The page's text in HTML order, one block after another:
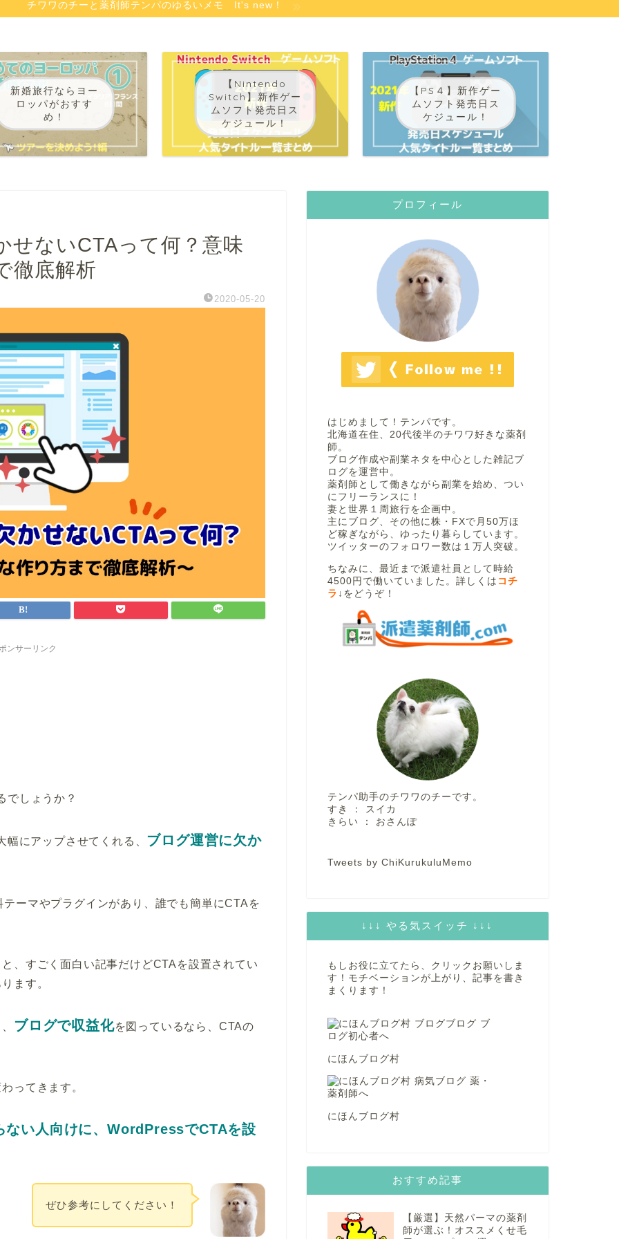
チワワのチーと薬剤師テンパのゆるいメモ It's new！
新婚旅行ならヨー
ロッパがおすす
め！
【Nintendo
Switch】新作ゲー
ムソフト発売日ス
ケジュール！
【PS４】新作ゲー
ムソフト発売日ス
ケジュール！
せないCTAって何？意味
徹底解析
2020-05-20
ンサーリンク
でしょうか？
にアップさせてくれる、 ブログ運営に欠か
ーマやプラグインがあり、誰でも簡単にCTAを
、すごく面白い記事だけどCTAを設置されてい
ます。
ブログで収益化を図っているなら、CTAの
ってきます。
ない人向けに、WordPressでCTAを設
ぜひ参考にしてください！
プロフィール
はじめまして！テンパです。
北海道在住、20代後半のチワワ好きな薬剤
師。
ブログ作成や副業ネタを中心とした雑記ブ
ログを運営中。
薬剤師として働きながら副業を始め、つい
にフリーランスに！
妻と世界１周旅行を企画中。
主にブログ、その他に株・FXで月50万ほ
ど稼ぎながら、ゆったり暮らしています。
ツイッターのフォロワー数は１万人突破。
ちなみに、最近まで派遣社員として時給
4500円で働いていました。詳しくは コチ
ラ ↓ をどうぞ！
テンパ助手のチワワのチーです。
すき ： スイカ
きらい ： おさんぽ
Tweets by ChiKurukuluMemo
↓↓↓ やる気スイッチ ↓↓↓
もしお役に立てたら、クリックお願いしま
す！モチベーションが上がり、記事を書き
まくります！
にほんブログ村
にほんブログ村
おすすめ記事
【厳選】天然パーマの薬剤
師が選ぶ！オススメくせ毛